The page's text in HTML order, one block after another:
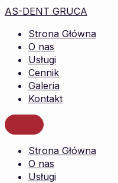
AS-DENT GRUCA
Strona Główna
O nas
Usługi
Cennik
Galeria
Kontakt
Strona Główna
O nas
Usługi